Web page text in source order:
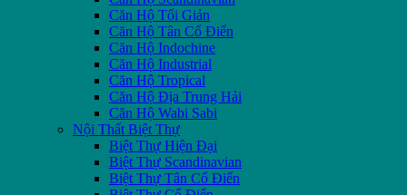
Căn Hộ Tối Giản
Căn Hộ Tân Cổ Điển
Căn Hộ Indochine
Căn Hộ Industrial
Căn Hộ Tropical
Căn Hộ Địa Trung Hải
Căn Hộ Wabi Sabi
Nội Thất Biệt Thự
Biệt Thự Hiện Đại
Biệt Thự Scandinavian
Biệt Thự Tân Cổ Điển